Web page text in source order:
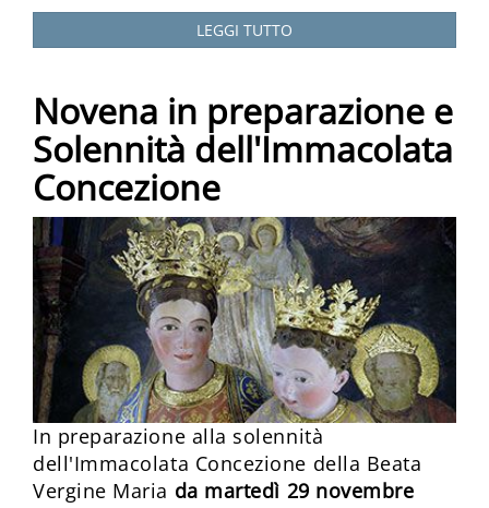
LEGGI TUTTO
Novena in preparazione e
Solennità dell'Immacolata
Concezione
In preparazione alla solennità
dell'Immacolata Concezione della Beata
Vergine Maria da martedì 29 novembre